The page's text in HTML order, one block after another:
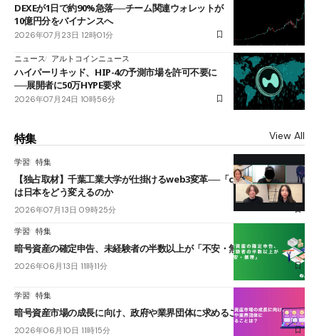
DEXEが1日で約90%急落──チーム関連ウォレットが
10億円分をバイナンスへ
2026年07月23日 12時01分
ニュース アルトコインニュース
ハイパーリキッド、HIP-4の予測市場を許可不要に
──展開者に50万HYPE要求
2026年07月24日 10時56分
特集 View All
学習 特集
【独占取材】千葉工業大学が仕掛けるweb3変革──「cJPY」とAIの融合
は日本をどう変えるのか
2026年07月13日 09時25分
学習 特集
暗号資産の確定申告、未経験者の半数以上が「不安・無理」
2026年06月13日 11時11分
学習 特集
暗号資産市場の成長に向け、政府や業界団体に求めることは？
2026年06月10日 11時15分